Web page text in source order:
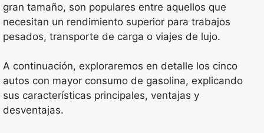
gran tamaño, son populares entre aquellos que
necesitan un rendimiento superior para trabajos
pesados, transporte de carga o viajes de lujo.
A continuación, exploraremos en detalle los cinco
autos con mayor consumo de gasolina, explicando
sus características principales, ventajas y
desventajas.